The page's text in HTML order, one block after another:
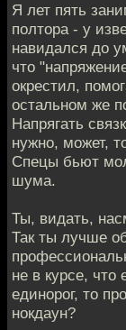
Я лет пять
полтора - у
навидался до
что
окрестил,
остальном же
Напрягать
нужно, может,
Спецы бьют
шума.
Ты, видать,
Так ты лучше
не в курсе, что
единорог, то
нокдаун?